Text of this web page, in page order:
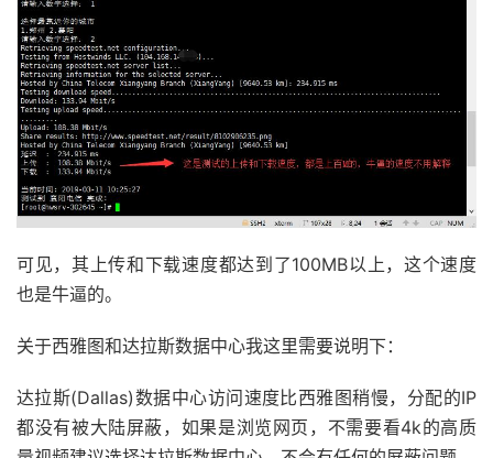
可见，其上传和下载速度都达到了100MB以上，这个速度
也是牛逼的。
关于西雅图和达拉斯数据中心我这里需要说明下：
达拉斯(Dallas)数据中心访问速度比西雅图稍慢，分配的IP
都没有被大陆屏蔽，如果是浏览网页，不需要看4k的高质